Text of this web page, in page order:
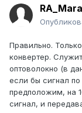
Правильно.
конвертер.
оптоволокно (в
если бы сигнал
предположим, на
сигнал, и